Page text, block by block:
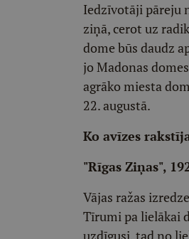
Iedzīvotāji pāreju
ziņā, cerot uz
dome būs daudz
jo Madonas
agrāko miesta
22. augustā.
Ko avīzes
"Rīgas Ziņas",
Vājas ražas
Tīrumi pa lielākai
uzdīgusi, tad no